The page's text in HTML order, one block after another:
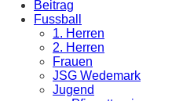
Beitrag
Fussball
1. Herren
2. Herren
Frauen
JSG Wedemark
Jugend